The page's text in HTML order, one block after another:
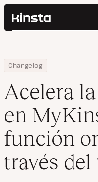
Kinsta®
Precios
Contacto
Buscar
Home
Changelog
Acelera la navegación en
Acelera
en
función
través del